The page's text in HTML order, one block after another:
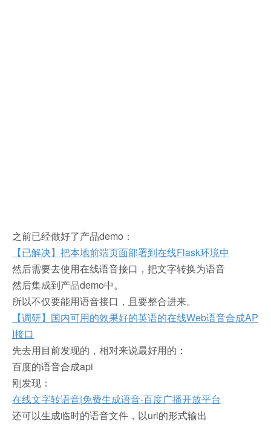
之前已经做好了产品demo：
【已解决】把本地前端页面部署到在线Flask环境中
然后需要去使用在线语音接口，把文字转换为语音
然后集成到产品demo中。
所以不仅要能用语音接口，且要整合进来。
【调研】国内可用的效果好的英语的在线Web语音合成AP
I接口
先去用目前发现的，相对来说最好用的：
百度的语音合成api
刚发现：
在线文字转语音|免费生成语音-百度广播开放平台
还可以生成临时的语音文件，以url的形式输出